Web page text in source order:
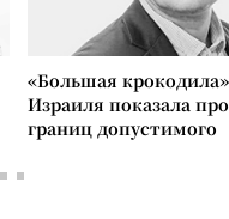
«Большая
Израиля показала
границ допустимого